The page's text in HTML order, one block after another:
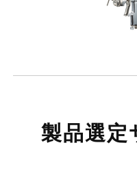
製品選定